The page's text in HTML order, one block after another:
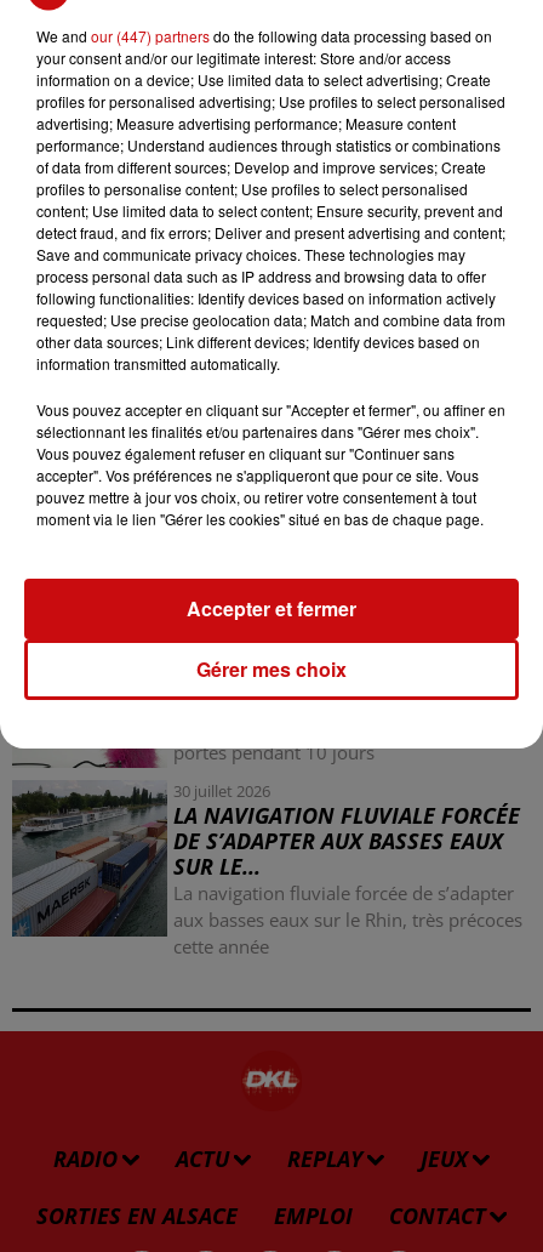
PK
Paradis des Sources
LES AUTRES ACTUALITÉS
31 juillet 2026
MULHOUSE : UN HOMME
CONDAMNÉ À TROIS MOIS DE
PRISON AVEC SURSIS...
Mulhouse : un homme condamné à trois
31 juillet 2026
LA 77E FOIRE AUX VINS DE
COLMAR OUVRE SES PORTES
PENDANT 10 JOURS
portes pendant 10 jours
30 juillet 2026
LA NAVIGATION FLUVIALE FORCÉE
DE S’ADAPTER AUX BASSES EAUX
SUR LE...
La navigation fluviale forcée de s’adapter
aux basses eaux sur le Rhin, très précoces
cette année
RADIO ACTU REPLAY
JEUX
SORTIES EN ALSACE
EMPLOI CONTACT
We and our (447) partnersdo the following data processing based on
your consent and/or our legitimate interest: Store and/or access
information on a device; Use limited data to select advertising; Create
profiles for personalised advertising; Use profiles to select personalised
advertising; Measure advertising performance; Measure content
performance; Understand audiences through statistics or combinations
of data from different sources; Develop and improve services; Create
profiles to personalise content; Use profiles to select personalised
content; Use limited data to select content; Ensure security, prevent and
detect fraud, and fix errors; Deliver and present advertising and content;
Save and communicate privacy choices. These technologies may
process personal data such as IP address and browsing data to offer
following functionalities: Identify devices based on information actively
requested; Use precise geolocation data; Match and combine data from
other data sources; Link different devices; Identify devices based on
information transmitted automatically.
Vous pouvez accepter en cliquant sur "Accepter et fermer", ou affiner en
sélectionnant les finalités et/ou partenaires dans "Gérer mes choix".
Vous pouvez également refuser en cliquant sur "Continuer sans
accepter". Vos préférences ne s'appliqueront que pour ce site. Vous
pouvez mettre à jour vos choix, ou retirer votre consentement à tout
moment via le lien "Gérer les cookies" situé en bas de chaque page.
Gérer mes choix
Accepter et fermer